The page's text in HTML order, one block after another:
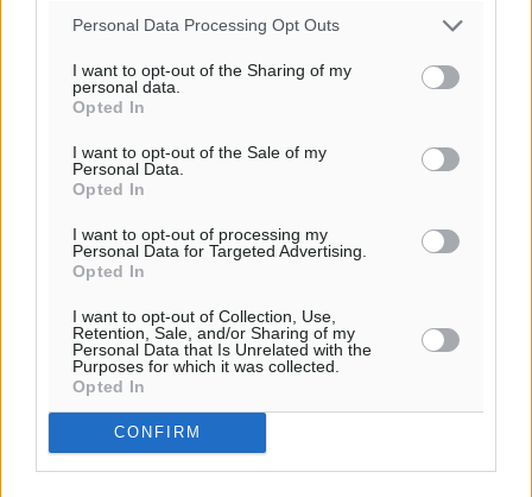
Personal Data Processing Opt Outs
I want to opt-out of the Sharing of my
personal data.
Opted In
I want to opt-out of the Sale of my
Personal Data.
Opted In
I want to opt-out of processing my
Personal Data for Targeted Advertising.
Opted In
I want to opt-out of Collection, Use,
Retention, Sale, and/or Sharing of my
Personal Data that Is Unrelated with the
Purposes for which it was collected.
Opted In
CONFIRM
Σεπτέμβριο η Όλγα Κεφαλογιάννη
Γιώργος Χατζημάρκος: Στηρίζουμε τις εκδηλώσεις
δικαίωμα όλων και δύναμη ζωής
Τοπικές Ειδήσεις
Κάρπαθος: Παλιά πυρομαχικά εντοπίστηκαν στο
Τοπικές Ειδήσεις• πριν 18 ώρες
Τουρνάς για φωτιές: «Κανένα περιθώριο
εφησυχασμού» – Σε πλήρη ετοιμότητα ο μηχανισμός
πριν 19 ώρες
Περισσότερες ειδήσεις